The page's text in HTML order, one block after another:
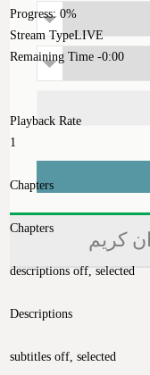
Progress: 0%
Stream TypeLIVE
Remaining Time -0:00
Playback Rate
1
Chapters
Chapters
descriptions off , selected
Descriptions
subtitles off , selected
کریم